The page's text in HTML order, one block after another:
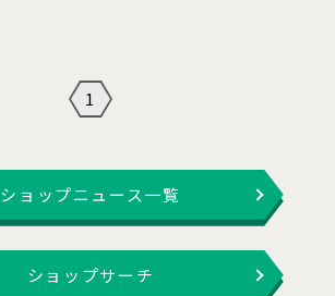
1
ショップニュース一覧
ショップサーチ